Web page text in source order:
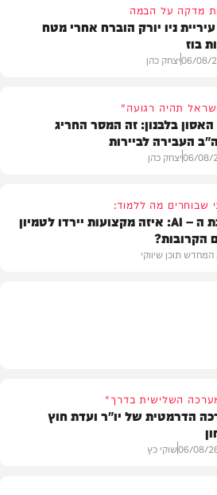
מדקה על הבמה
ניו יורק הוברח אחרי מטח
בוז
06/08/יצחק כהן
תהיה רגועה"
בלבנון: זה המסר החריג
העבירה לביירות
06/08/יצחק כהן
שבוחרים מה ללמוד:
מהפכת ה – AI: איזה מקצועות יירדו לטמיון
הקרובות?
תוכן שיווקי
השלישית בדרך"
הדרמטית של יו"ר ועדת חוץ
06/08/שוקי כץ